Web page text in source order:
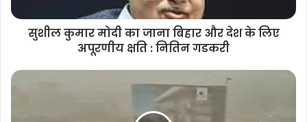
सुशील कुमार मोदी का जाना बिहार और देश के लिए
अपूरणीय क्षति : नितिन गडकरी